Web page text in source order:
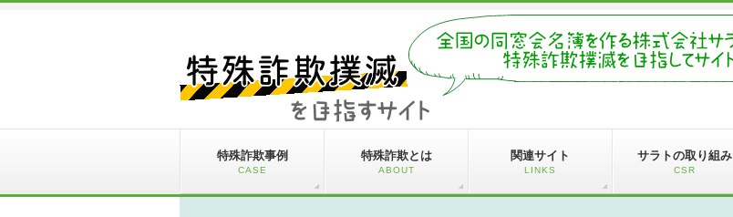
特殊詐欺事例
CASE
特殊詐欺とは
ABOUT
関連サイト
LINKS
サラトの取り組み
CSR